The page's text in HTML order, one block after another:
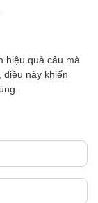
hiệu quả câu mà
này khiến